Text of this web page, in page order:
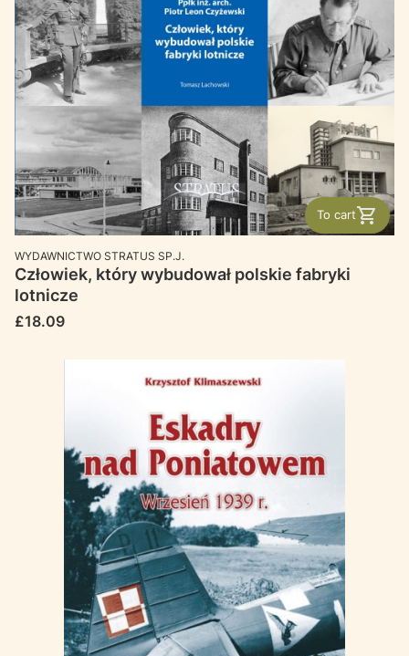
To cart
MANUFACTURER
WYDAWNICTWO STRATUS SP.J.
Człowiek, który wybudował polskie fabryki
lotnicze
Price
£18.09